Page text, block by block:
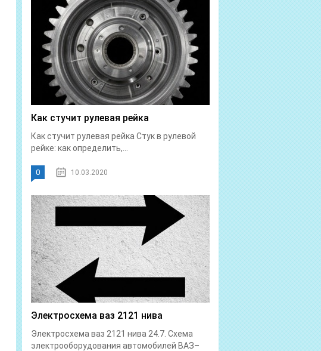
Как стучит рулевая рейка
Как стучит рулевая рейка Стук в рулевой
рейке: как определить,...
0 10.03.2020
Электросхема ваз 2121 нива
Электросхема ваз 2121 нива 24.7. Схема
электрооборудования автомобилей ВАЗ–